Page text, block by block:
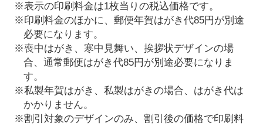
※表示の印刷料金は1枚当りの税込価格です。
※印刷料金のほかに、郵便年賀はがき代85円が別途
必要になります。
※喪中はがき、寒中見舞い、挨拶状デザインの場
合、通常郵便はがき代85円が別途必要になりま
す。
※私製年賀はがき、私製はがきの場合、はがき代は
かかりません。
※割引対象のデザインのみ、割引後の価格で印刷料